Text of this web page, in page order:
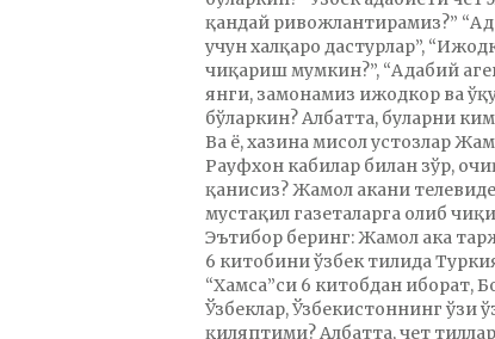
қандай ривожлантирамиз?”
учун халқаро дастурлар”,
чиқариш мумкин?”, “Адабий
янги, замонамиз ижодкор ва
бўларкин? Албатта, буларни
Ва ё, хазина мисол устозлар
Рауфхон кабилар билан зўр,
қанисиз? Жамол акани
мустақил газеталарга олиб
Эътибор беринг: Жамол ака
6 китобини ўзбек тилида
“Хамса”си 6 китобдан иборат,
Ўзбеклар, Ўзбекистоннинг ўзи
қиляптими? Албатта, чет